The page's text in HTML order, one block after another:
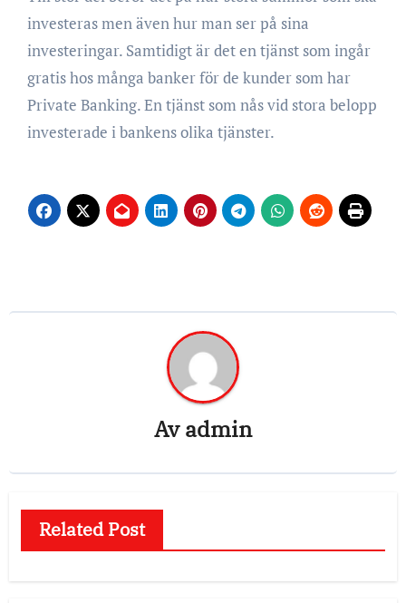
investeras men även hur man ser på sina
investeringar. Samtidigt är det en tjänst som ingår
gratis hos många banker för de kunder som har
Private Banking. En tjänst som nås vid stora belopp
investerade i bankens olika tjänster.
Avadmin
Related Post